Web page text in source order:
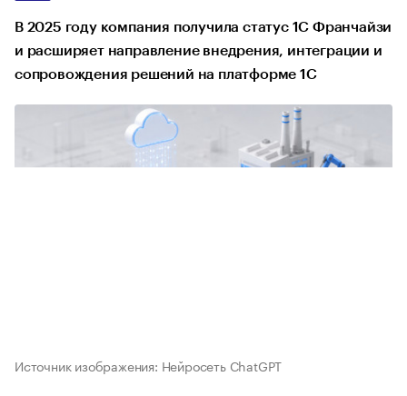
В 2025 году компания получила статус 1С Франчайзи
и расширяет направление внедрения, интеграции и
сопровождения решений на платформе 1С
Источник изображения: Нейросеть ChatGPT